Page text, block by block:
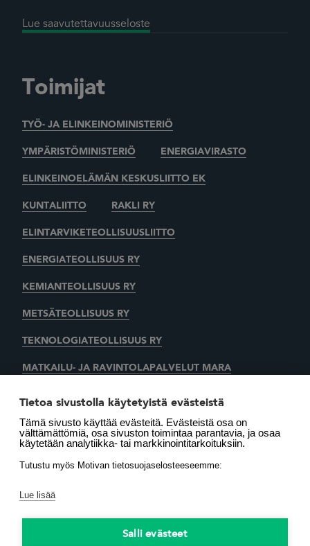
Lue saavutettavuusseloste
Toimijat
TYÖ- JA ELINKEINOMINISTERIÖ
YMPÄRISTÖMINISTERIÖ ENERGIAVIRASTO
ELINKEINOELÄMÄN KESKUSLIITTO EK
KUNTALIITTO RAKLI RY
ELINTARVIKETEOLLISUUSLIITTO
ENERGIATEOLLISUUS RY
KEMIANTEOLLISUUS RY
METSÄTEOLLISUUS RY
TEKNOLOGIATEOLLISUUS RY
MATKAILU- JA RAVINTOLAPALVELUT MARA
SUOMEN LÄMMITYSTIETO OY
LÄMMITYSENERGIA YHDISTYS RY MOTIVA OY
Tietoa sivustolla käytetyistä evästeistä
Tämä sivusto käyttää evästeitä. Evästeistä osa on
välttämättömiä, osa sivuston toimintaa parantavia, ja osaa
käytetään analytiikka- tai markkinointitarkoituksiin.
Tutustu myös Motivan tietosuojaselosteeseemme:
Lue lisää
Salli evästeet